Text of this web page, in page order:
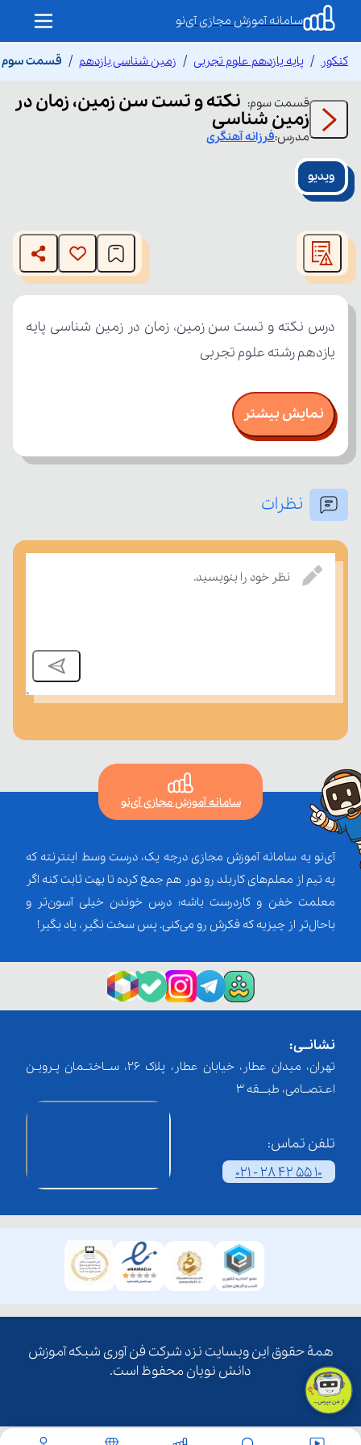
سامانه آموزش مجازی آی‌نو
کنکور پایه یازدهم علوم تجربی زمین شناسی یازدهم قسمت سوم
قسمت سوم: نکته و تست سن زمین، زمان در
زمین شناسی
مدرس:فرزانهآهنگری
ویدیو
modal
window.
The media could not be loaded, either because the server
or network failed or because the format is not supported.
یازدهم رشته علوم تجربی
نمایش بیشتر
نظرات
نظر خود را بنویسید.
سامانه آموزش مجازی آی‌نو
آی‌نو یه سامانه آموزش مجازی درجه یک، درست وسط اینترنته که
یه تیم از معلم‌‌های کاربلد رو دور هم جمع کرده تا بهت ثابت کنه اگر
معلمت خفن و کاردرست باشه؛ درس خوندن خیلی آسون‌تر و
باحال‌تر از چیزیه که فکرش رو می‌کنی. پس سخت نگیر، یاد بگیر!
نشانــی:
تهران، میدان عطار، خیابان عطار، پلاک 26، ســاختــمان پـرویـن
اعـتصــامی، طبـــقه 3
تلفن تماس:
021 - 28 42 55 10
همۀ حقوق این وبسایت نزد شرکت فن آوری شبکه آموزش
دانش نویان محفوظ است.